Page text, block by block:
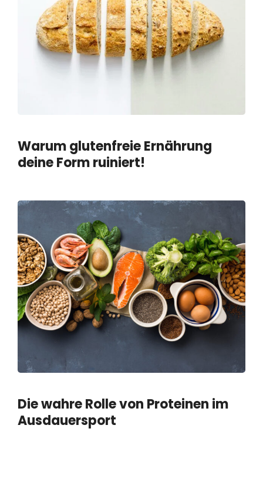
Warum glutenfreie Ernährung
deine Form ruiniert!
Die wahre Rolle von Proteinen im
Ausdauersport